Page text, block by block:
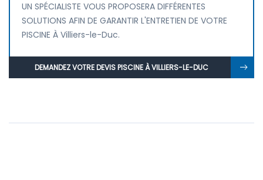
UN SPÉCIALISTE VOUS PROPOSERA DIFFÉRENTES
SOLUTIONS AFIN DE GARANTIR L'ENTRETIEN DE VOTRE
PISCINE À Villiers-le-Duc.
DEMANDEZ VOTRE DEVIS PISCINE À VILLIERS-LE-DUC